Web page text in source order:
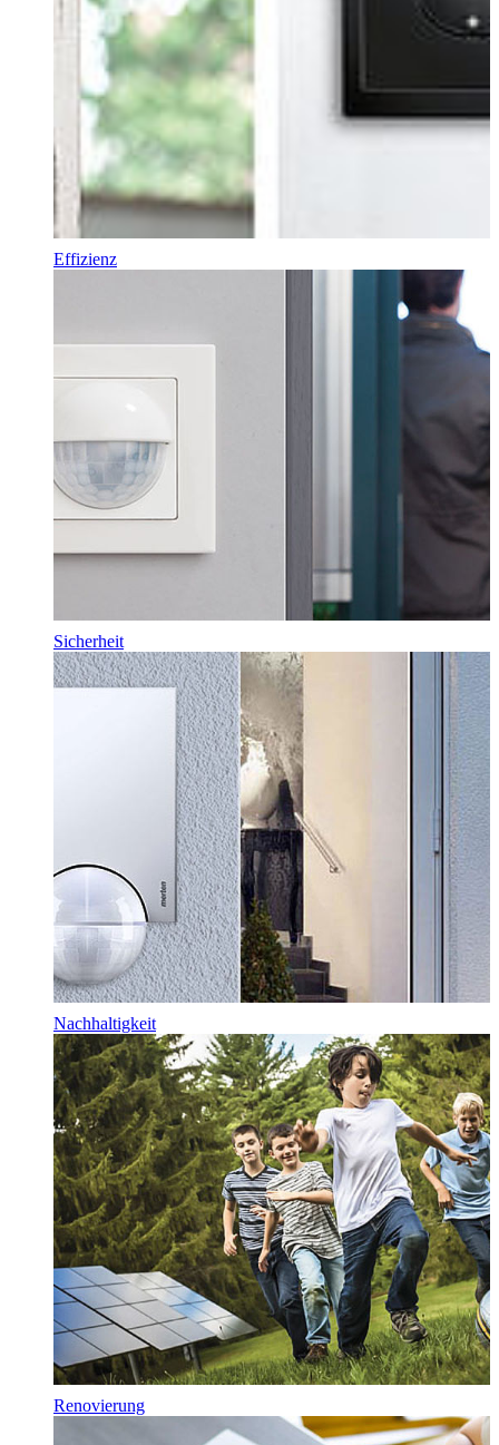
Effizienz
Sicherheit
Nachhaltigkeit
Renovierung